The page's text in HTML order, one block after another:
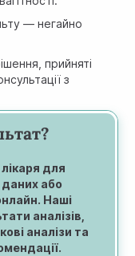
— негайно
прийняті
з
для
або
Наші
аналізів,
аналізи та